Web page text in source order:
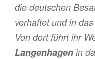
die deutschen
verhaftet und in
Von dort führt ihr
Langenhagen in